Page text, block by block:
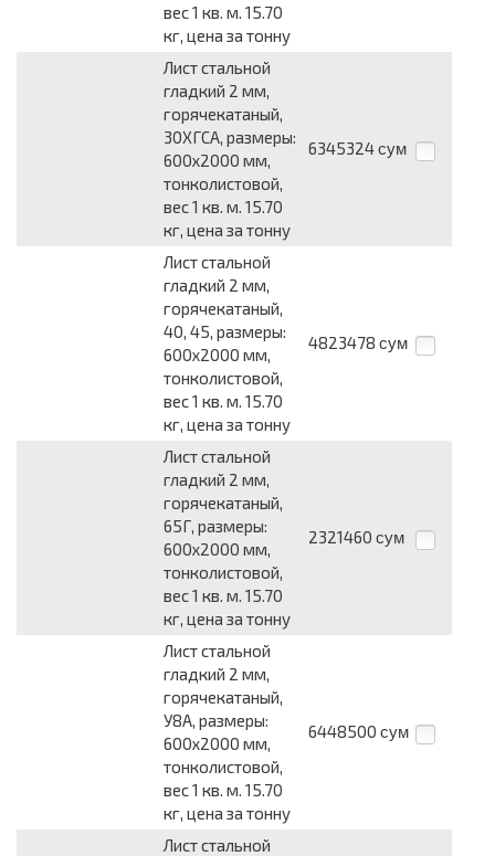
вес 1 кв. м. 15.70
кг, цена за тонну
Лист стальной
гладкий 2 мм,
горячекатаный,
30ХГСА, размеры:
600x2000 мм,
тонколистовой,
вес 1 кв. м. 15.70
кг, цена за тонну
6345324 сум
Лист стальной
гладкий 2 мм,
горячекатаный,
40, 45, размеры:
600x2000 мм,
тонколистовой,
вес 1 кв. м. 15.70
кг, цена за тонну
4823478 сум
Лист стальной
гладкий 2 мм,
горячекатаный,
65Г, размеры:
600x2000 мм,
тонколистовой,
вес 1 кв. м. 15.70
кг, цена за тонну
2321460 сум
Лист стальной
гладкий 2 мм,
горячекатаный,
У8А, размеры:
600x2000 мм,
тонколистовой,
вес 1 кв. м. 15.70
кг, цена за тонну
6448500 сум
Лист стальной